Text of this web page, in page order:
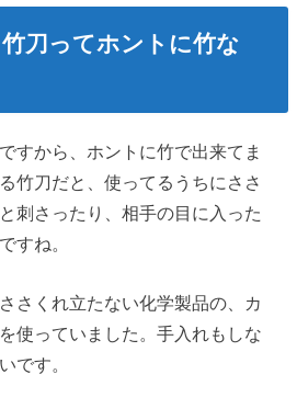
刀ってホントに竹な
すから、ホントに竹で出来てま
竹刀だと、使ってるうちにささ
刺さったり、相手の目に入った
すね。
さくれ立たない化学製品の、カ
使っていました。手入れもしな
です。